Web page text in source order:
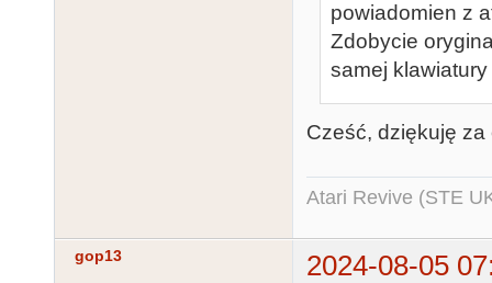
powiadomien z
Zdobycie
samej klawiatury
Cześć, dziękuję za
Atari Revive (STE
gop13
2024-08-05